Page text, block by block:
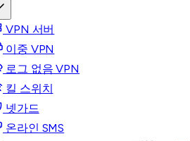
VPN 서버
이중 VPN
로그 없음 VPN
킬 스위치
넷가드
온라인 SMS